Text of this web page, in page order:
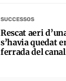
SUCCESSOS
Rescat aeri
s’havia quedat
ferrada del